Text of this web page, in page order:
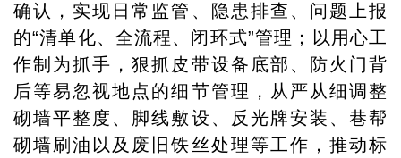
确认，实现日常监管、隐患排查、问题上报
的“清单化、全流程、闭环式”管理；以用心工
作制为抓手，狠抓皮带设备底部、防火门背
后等易忽视地点的细节管理，从严从细调整
砌墙平整度、脚线敷设、反光牌安装、巷帮
砌墙刷油以及废旧铁丝处理等工作，推动标